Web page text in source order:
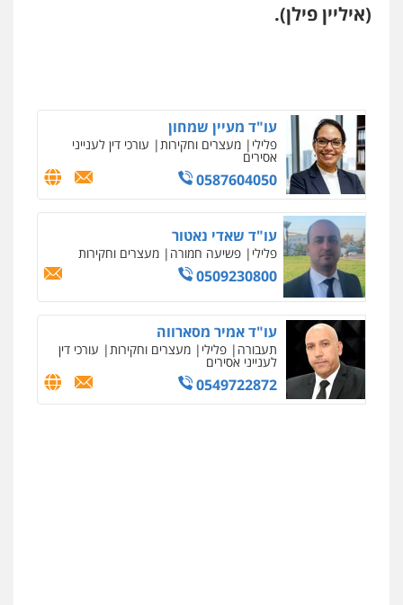
(איליין פילן).
עו"ד מעיין שמחון
פלילי מעצרים וחקירות עורכי דין לענייני
אסירים
0587604050
עו"ד שאדי נאטור
פלילי פשיעה חמורה מעצרים וחקירות
0509230800
עו"ד אמיר מסארווה
תעבורה פלילי מעצרים וחקירות עורכי דין
לענייני אסירים
0549722872